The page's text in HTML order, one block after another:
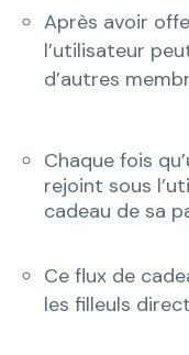
Après avoir
l’utilisateur
d’autres
Chaque fois
rejoint sous
cadeau de sa
Ce flux de
les filleuls